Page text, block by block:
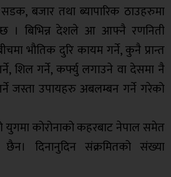
बजार तथा ब्यापारिक ठाउहरुमा
। बिभिन्न देशले आ आफ्नै रणनिती
भौतिक दुरि कायम गर्ने, कुनै प्रान्त
शिल गर्ने, कर्फ्यु लगाउने वा देसमा नै
जस्ता उपायहरु अबलम्बन गर्ने गरेको
युगमा कोरोनाको कहरबाट नेपाल समेत
दिनानुदिन संक्रमितको संख्या